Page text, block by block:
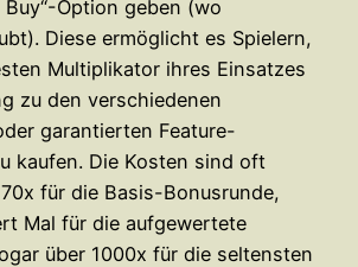
Buy“-Option geben (wo
Diese ermöglicht es Spielern,
Multiplikator ihres Einsatzes
zu den verschiedenen
garantierten Feature-
kaufen. Die Kosten sind oft
für die Basis-Bonusrunde,
Mal für die aufgewertete
über 1000x für die seltensten